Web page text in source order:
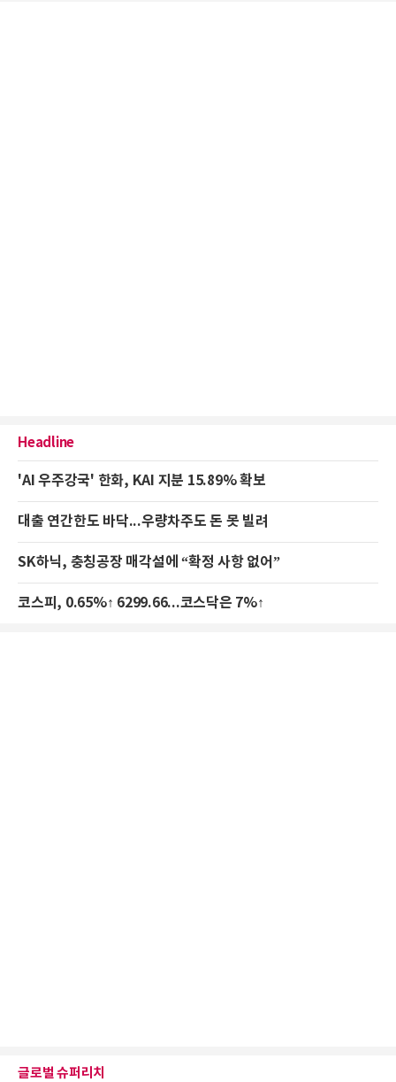
Headline
'AI 우주강국' 한화, KAI 지분 15.89% 확보
대출 연간한도 바닥...우량차주도 돈 못 빌려
SK하닉, 충칭공장 매각설에 “확정 사항 없어”
코스피, 0.65%↑ 6299.66...코스닥은 7%↑
글로벌 슈퍼리치